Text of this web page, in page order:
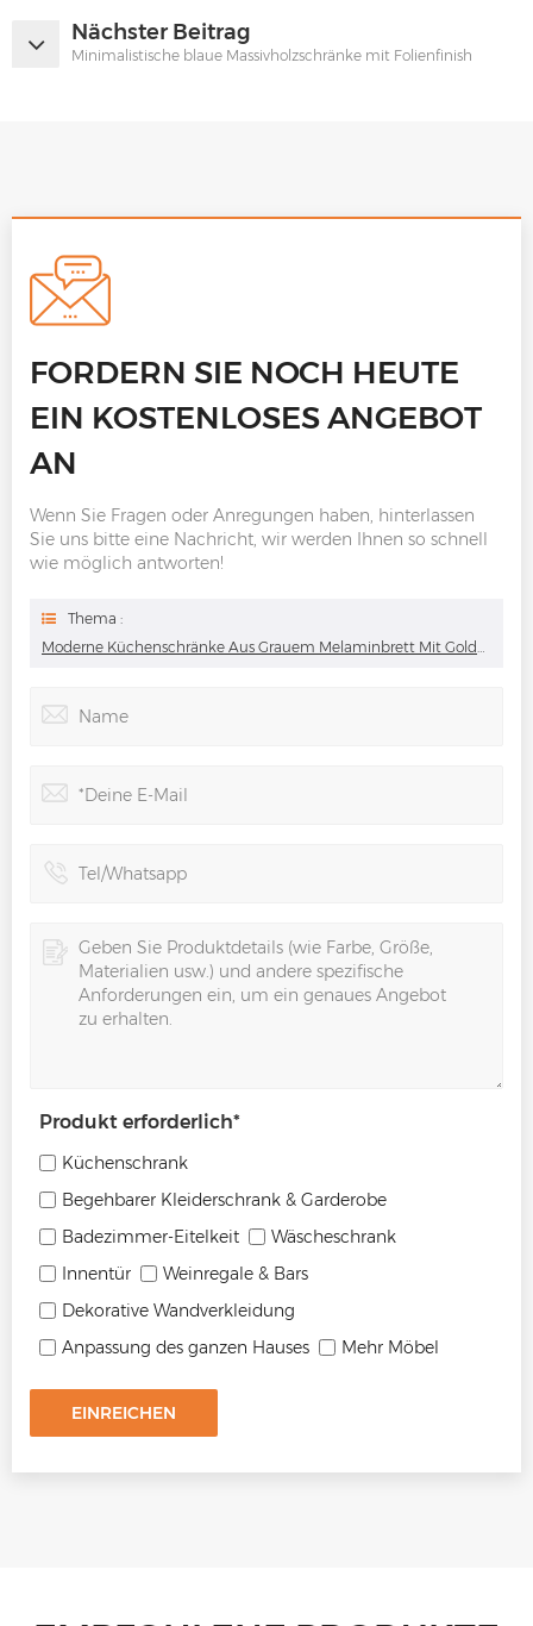
Nächster Beitrag
Minimalistische blaue Massivholzschränke mit Folienfinish
FORDERN SIE NOCH HEUTE
EIN KOSTENLOSES ANGEBOT
AN
Wenn Sie Fragen oder Anregungen haben, hinterlassen
Sie uns bitte eine Nachricht, wir werden Ihnen so schnell
wie möglich antworten!
Thema :
Moderne Küchenschränke Aus Grauem Melaminbrett Mit Goldenen Griffen
Produkt erforderlich*
Küchenschrank
Begehbarer Kleiderschrank & Garderobe
Badezimmer-Eitelkeit
Wäscheschrank
Innentür
Weinregale & Bars
Dekorative Wandverkleidung
Anpassung des ganzen Hauses
Mehr Möbel
EINREICHEN